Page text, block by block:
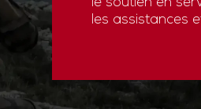
le soutien en
les assistances